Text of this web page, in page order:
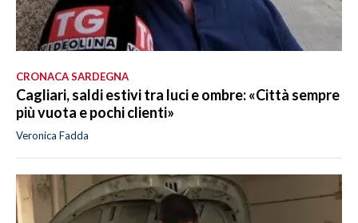
CRONACA SARDEGNA
Cagliari, saldi estivi tra luci e ombre: «Città sempre
più vuota e pochi clienti»
Veronica Fadda